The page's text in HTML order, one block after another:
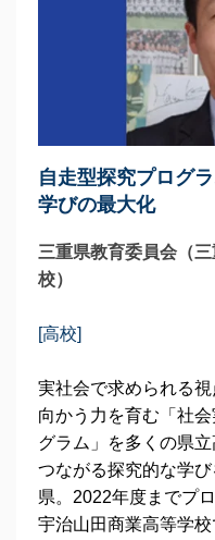
自走型探究プログ
学びの最大化
三重県教育委員会（
校）
[高校]
実社会で求められる
向かう力を育む「社
グラム」を多くの県
つながる探究的な学
県。2022年度までプ
宇治山田商業高等学